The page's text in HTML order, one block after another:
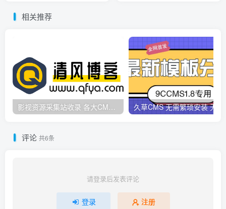
相关推荐
影视资源采集站收录 各大CMS采集资源站网址合集
评论 共6条
请登录后发表评论
登录 注册